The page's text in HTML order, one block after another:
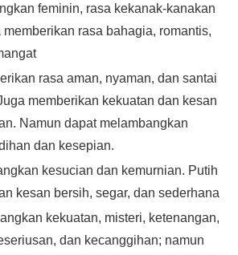
feminin, rasa kekanak-kanakan
memberikan rasa bahagia, romantis,
rasa aman, nyaman, dan santai
memberikan kekuatan dan kesan
Namun dapat melambangkan
dan kesepian.
kesucian dan kemurnian. Putih
kesan bersih, segar, dan sederhana
kekuatan, misteri, ketenangan,
dan kecanggihan; namun